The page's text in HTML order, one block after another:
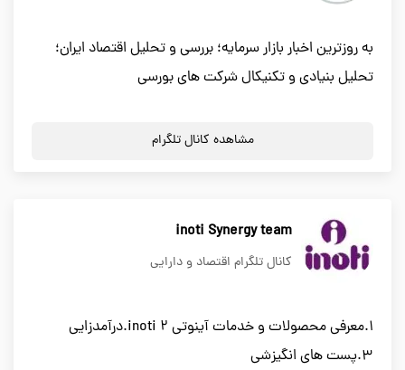
به روزترین اخبار بازار سرمایه؛ بررسی و تحلیل اقتصاد ایران؛
تحلیل بنیادی و تکنیکال شرکت های بورسی
مشاهده کانال تلگرام
inoti Synergy team
کانال تلگرام اقتصاد و دارایی
۱.معرفی محصولات و خدمات آینوتی inoti ۲.درآمدزایی
۳.پست های انگیزشی